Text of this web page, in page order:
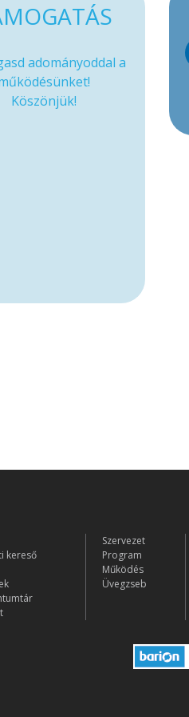
adományoddal a
Köszönjük!
kereső
Szervezet
Program
Működés
Üvegzseb